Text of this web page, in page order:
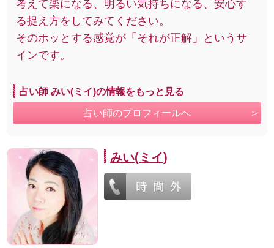
考えて楽になる、明るい気持ちになる、安心す
る捉え方をしてみてください。
そのホッとする感覚が「それが正解」というサ
インです。
占い師 みい(ミイ)の情報をもっと見る
占い師のプロフィールへ
みい(ミイ)